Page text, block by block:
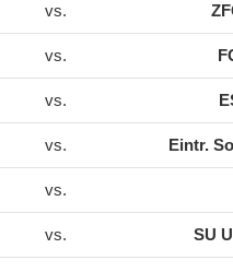
vs.
vs.
vs.
vs. Eintr.
vs.
vs. SU